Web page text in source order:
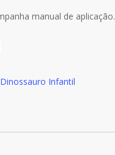
manual de aplicação.
Dinossauro Infantil